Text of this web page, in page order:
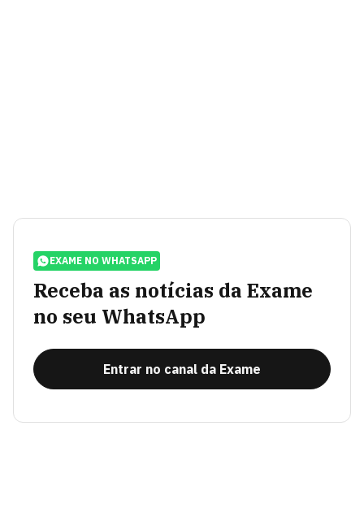
EXAME NO WHATSAPP
Receba as notícias da Exame
no seu WhatsApp
Entrar no canal da Exame